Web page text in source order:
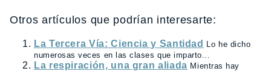
Otros artículos que podrían interesarte:
La Tercera Vía: Ciencia y Santidad Lo he dicho
numerosas veces en las clases que imparto...
La respiración, una gran aliada Mientras hay